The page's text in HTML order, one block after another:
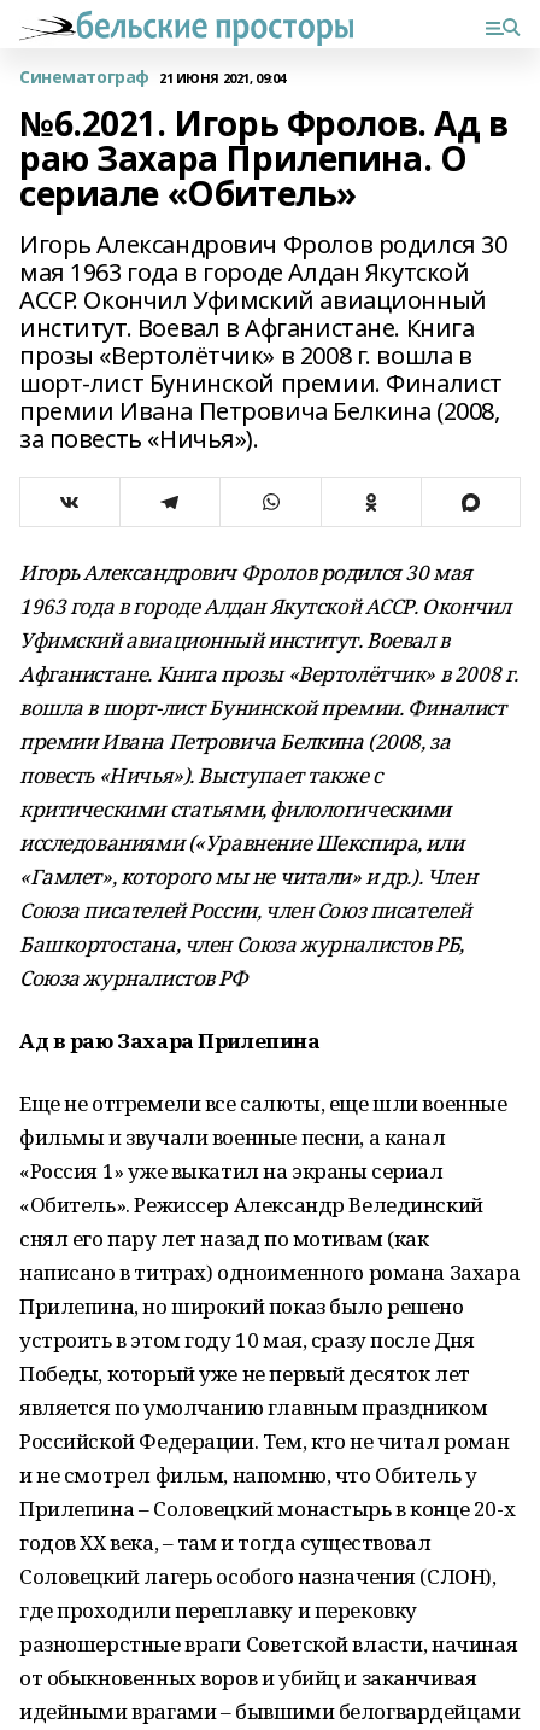
Синематограф 21 ИЮНЯ 2021, 09:04
№6.2021. Игорь Фролов. Ад в
раю Захара Прилепина. О
сериале «Обитель»
Игорь Александрович Фролов родился 30
мая 1963 года в городе Алдан Якутской
АССР. Окончил Уфимский авиационный
институт. Воевал в Афганистане. Книга
прозы «Вертолётчик» в 2008 г. вошла в
шорт-лист Бунинской премии. Финалист
премии Ивана Петровича Белкина (2008,
за повесть «Ничья»).
Игорь Александрович Фролов родился 30 мая
1963 года в городе Алдан Якутской АССР. Окончил
Уфимский авиационный институт. Воевал в
Афганистане. Книга прозы «Вертолётчик» в 2008 г.
вошла в шорт-лист Бунинской премии. Финалист
премии Ивана Петровича Белкина (2008, за
повесть «Ничья»). Выступает также с
критическими статьями, филологическими
исследованиями («Уравнение Шекспира, или
«Гамлет», которого мы не читали» и др.). Член
Союза писателей России, член Союз писателей
Башкортостана, член Союза журналистов РБ,
Союза журналистов РФ
Ад в раю Захара Прилепина
Еще не отгремели все салюты, еще шли военные
фильмы и звучали военные песни, а канал
«Россия 1» уже выкатил на экраны сериал
«Обитель». Режиссер Александр Велединский
снял его пару лет назад по мотивам (как
написано в титрах) одноименного романа Захара
Прилепина, но широкий показ было решено
устроить в этом году 10 мая, сразу после Дня
Победы, который уже не первый десяток лет
является по умолчанию главным праздником
Российской Федерации. Тем, кто не читал роман
и не смотрел фильм, напомню, что Обитель у
Прилепина – Соловецкий монастырь в конце 20-х
годов XX века, – там и тогда существовал
Соловецкий лагерь особого назначения (СЛОН),
где проходили переплавку и перековку
разношерстные враги Советской власти, начиная
от обыкновенных воров и убийц и заканчивая
идейными врагами – бывшими белогвардейцами